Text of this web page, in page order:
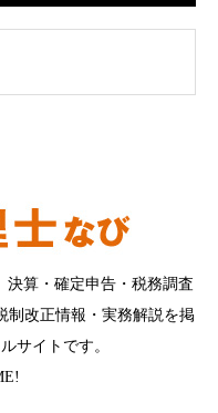
算・確定申告・税務調査
制改正情報・実務解説を掲
サイトです。